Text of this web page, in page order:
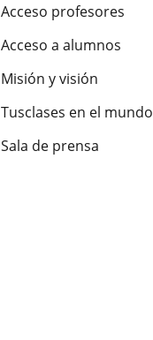
Acceso profesores
Acceso a alumnos
Misión y visión
Tusclases en el mundo
Sala de prensa